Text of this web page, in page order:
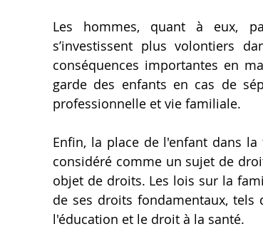
Les hommes, quant à eux,
s’investissent plus volontiers
conséquences importantes en
garde des enfants en cas de
professionnelle et vie familiale.
Enfin, la place de l'enfant dans
considéré comme un sujet de
objet de droits. Les lois sur la
de ses droits fondamentaux,
l'éducation et le droit à la santé.